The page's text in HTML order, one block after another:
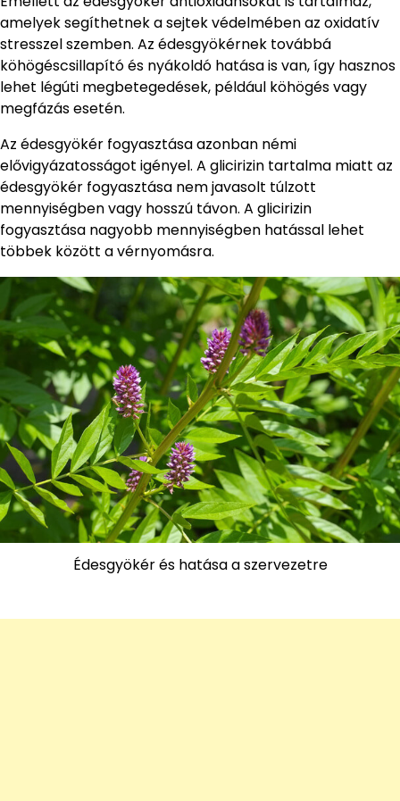
amelyek segíthetnek a sejtek védelmében az oxidatív
stresszel szemben. Az édesgyökérnek továbbá
köhögéscsillapító és nyákoldó hatása is van, így hasznos
lehet légúti megbetegedések, például köhögés vagy
megfázás esetén.
Az édesgyökér fogyasztása azonban némi
elővigyázatosságot igényel. A glicirizin tartalma miatt az
édesgyökér fogyasztása nem javasolt túlzott
mennyiségben vagy hosszú távon. A glicirizin
fogyasztása nagyobb mennyiségben hatással lehet
többek között a vérnyomásra.
Édesgyökér és hatása a szervezetre